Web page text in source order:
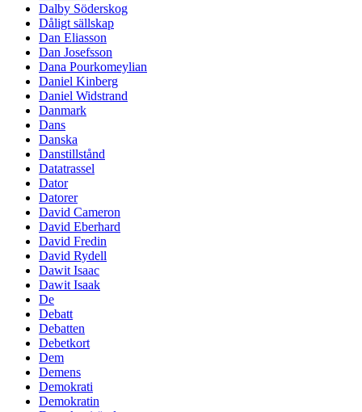
Dalby Söderskog
Dåligt sällskap
Dan Eliasson
Dan Josefsson
Dana Pourkomeylian
Daniel Kinberg
Daniel Widstrand
Danmark
Dans
Danska
Danstillstånd
Datatrassel
Dator
Datorer
David Cameron
David Eberhard
David Fredin
David Rydell
Dawit Isaac
Dawit Isaak
De
Debatt
Debatten
Debetkort
Dem
Demens
Demokrati
Demokratin